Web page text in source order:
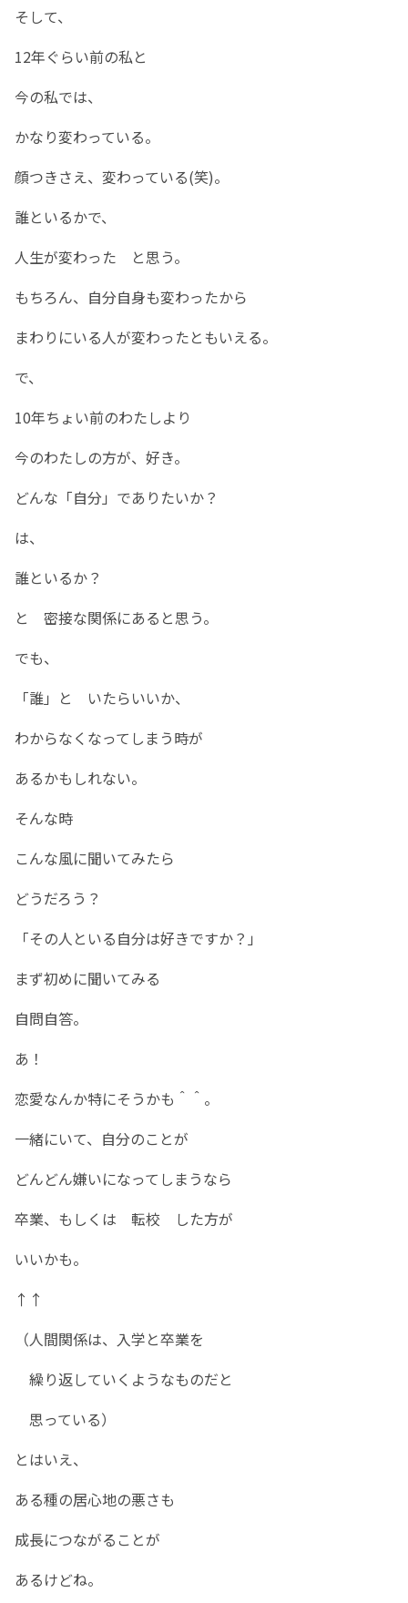
そして、
12年ぐらい前の私と
今の私では、
かなり変わっている。
顔つきさえ、変わっている(笑)。
誰といるかで、
人生が変わった と思う。
もちろん、自分自身も変わったから
まわりにいる人が変わったともいえる。
で、
10年ちょい前のわたしより
今のわたしの方が、好き。
どんな「自分」でありたいか？
は、
誰といるか？
と 密接な関係にあると思う。
でも、
「誰」と いたらいいか、
わからなくなってしまう時が
あるかもしれない。
そんな時
こんな風に聞いてみたら
どうだろう？
「その人といる自分は好きですか？」
まず初めに聞いてみる
自問自答。
あ！
恋愛なんか特にそうかも＾＾。
一緒にいて、自分のことが
どんどん嫌いになってしまうなら
卒業、もしくは 転校 した方が
いいかも。
↑↑
（人間関係は、入学と卒業を
繰り返していくようなものだと
思っている）
とはいえ、
ある種の居心地の悪さも
成長につながることが
あるけどね。